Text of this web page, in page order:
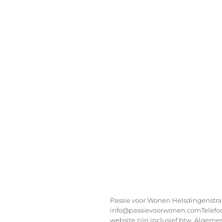
Passie voor Wonen
website zijn inclusief btw.